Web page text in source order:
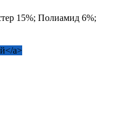
15%; Полиамид 6%;
a>